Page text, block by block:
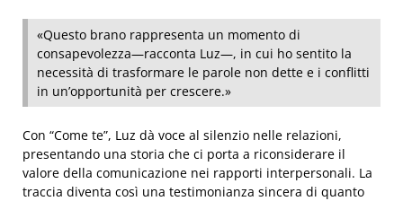
«Questo brano rappresenta un momento di
consapevolezza—racconta Luz—, in cui ho sentito la
necessità di trasformare le parole non dette e i conflitti
in un’opportunità per crescere.»
Con “Come te”, Luz dà voce al silenzio nelle relazioni,
presentando una storia che ci porta a riconsiderare il
valore della comunicazione nei rapporti interpersonali. La
traccia diventa così una testimonianza sincera di quanto